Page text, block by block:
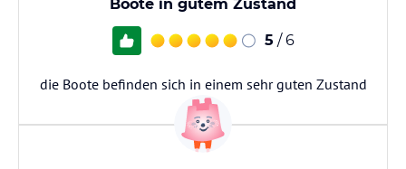
Boote in gutem Zustand
5 / 6
die Boote befinden sich in einem sehr guten Zustand